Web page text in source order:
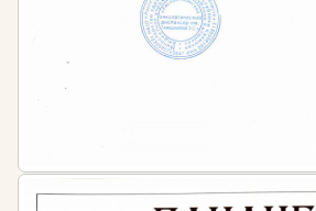
учреждениями, так и
Документ успешно проходит
подтверждает вашу
Программа составлена с учетом